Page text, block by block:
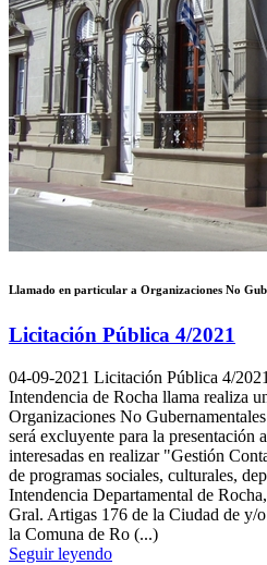
Llamado en particular a Organizaciones No
Licitación Pública 4/2021
04-09-2021 Licitación Pública 4/
Intendencia de Rocha llama realiza
Organizaciones No
será excluyente para la presentación
interesadas en realizar "Gestión
de programas sociales, culturales,
Intendencia Departamental de
Gral. Artigas 176 de la Ciudad de y/
la Comuna de Ro (...)
Seguir leyendo